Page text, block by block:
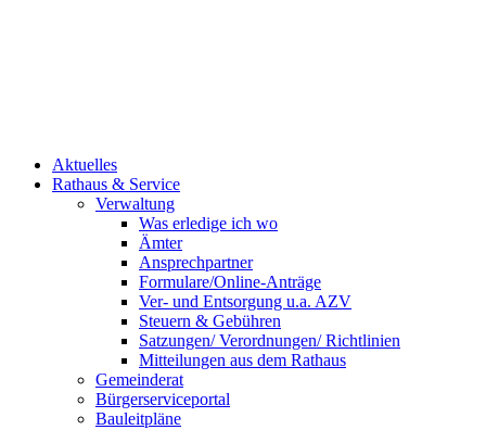
Aktuelles
Rathaus & Service
Verwaltung
Was erledige ich wo
Ämter
Ansprechpartner
Formulare/Online-Anträge
Ver- und Entsorgung u.a. AZV
Steuern & Gebühren
Satzungen/ Verordnungen/ Richtlinien
Mitteilungen aus dem Rathaus
Gemeinderat
Bürgerserviceportal
Bauleitpläne